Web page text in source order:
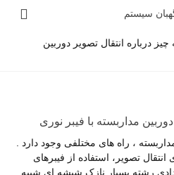
چیز درباره انتقال تصویر دوربین
مداربسته با فیبر نوری
، راه های مختلفی وجود دارد .
تصویر، استفاده از فیبرهای
رشته بسیار نازک شیشه ای شبیه